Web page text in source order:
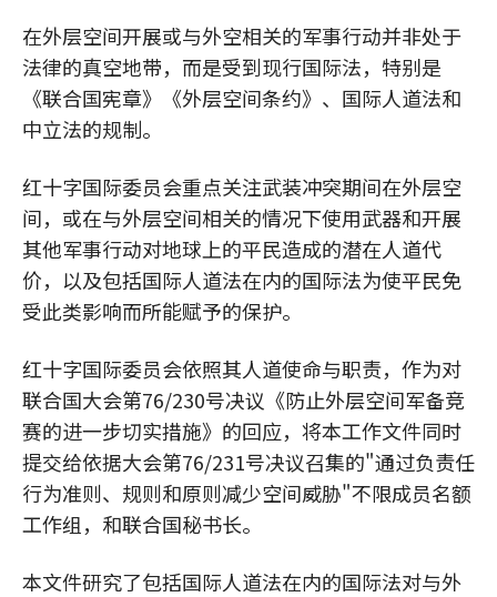
在外层空间开展或与外空相关的军事行动并非处于
法律的真空地带，而是受到现行国际法，特别是
《联合国宪章》《外层空间条约》、国际人道法和
中立法的规制。
红十字国际委员会重点关注武装冲突期间在外层空
间，或在与外层空间相关的情况下使用武器和开展
其他军事行动对地球上的平民造成的潜在人道代
价，以及包括国际人道法在内的国际法为使平民免
受此类影响而所能赋予的保护。
红十字国际委员会依照其人道使命与职责，作为对
联合国大会第76/230号决议《防止外层空间军备竞
赛的进一步切实措施》的回应，将本工作文件同时
提交给依据大会第76/231号决议召集的"通过负责任
行为准则、规则和原则减少空间威胁"不限成员名额
工作组，和联合国秘书长。
本文件研究了包括国际人道法在内的国际法对与外